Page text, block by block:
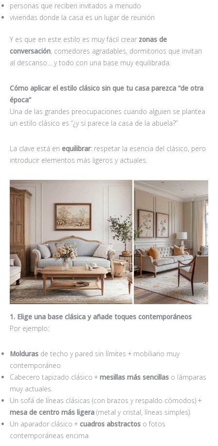
personas que reciben invitados a menudo
viviendas donde la casa es un lugar de reunión
Y es que en este estilo es muy fácil crear zonas de
conversación, comedores agradables, dormitorios que invitan
al descanso… y todo con una base muy equilibrada.
Cómo aplicar el estilo clásico sin que tu casa parezca “de otra
época”
Una de las grandes preocupaciones cuando alguien se plantea
un estilo clásico es “¿y si parece la casa de la abuela?”
La clave está en equilibrar: respetar la esencia del clásico, pero
introducir elementos más ligeros y actuales.
1. Elige una base clásica y añade toques contemporáneos
Por ejemplo:
Molduras de techo y pared sin límites + mobiliario muy
contemporáneo
Cabecero tapizado clásico + mesillas más sencillas o lámparas
muy actuales.
Un sofá de líneas clásicas (con brazos y respaldo cómodos) +
mesa de centro más ligera (metal y cristal, líneas simples).
Un aparador clásico + cuadros abstractos o fotos
contemporáneas encima.